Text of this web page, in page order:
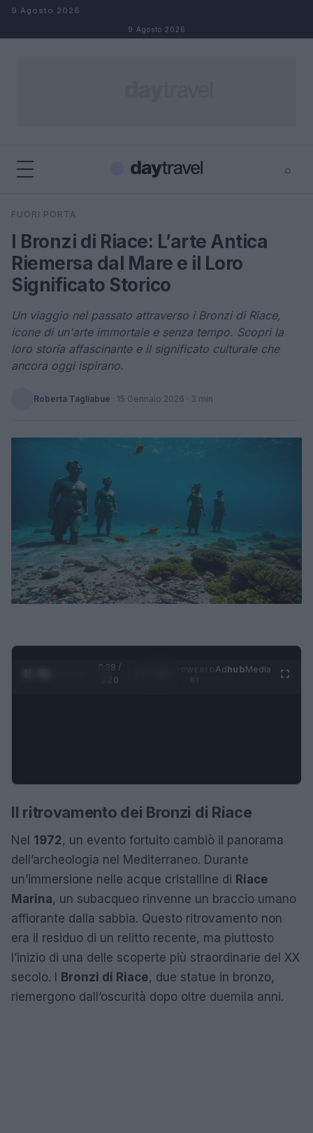
Salta al contenuto
9 Agosto 2026
9 Agosto 2026
⌕
Cerca
FUORI PORTA
I Bronzi di Riace: L’arte Antica
Riemersa dal Mare e il Loro
Significato Storico
Un viaggio nel passato attraverso i Bronzi di Riace,
icone di un'arte immortale e senza tempo. Scopri la
loro storia affascinante e il significato culturale che
ancora oggi ispirano.
Roberta Tagliabue · 15 Gennaio 2026 · 3 min
0:29 /
1:20
AdhubMedia
Il ritrovamento dei Bronzi di Riace
Nel 1972, un evento fortuito cambiò il panorama
dell’archeologia nel Mediterraneo. Durante
un’immersione nelle acque cristalline di Riace
Marina, un subacqueo rinvenne un braccio umano
affiorante dalla sabbia. Questo ritrovamento non
era il residuo di un relitto recente, ma piuttosto
l’inizio di una delle scoperte più straordinarie del XX
secolo. I Bronzi di Riace, due statue in bronzo,
riemergono dall’oscurità dopo oltre duemila anni.